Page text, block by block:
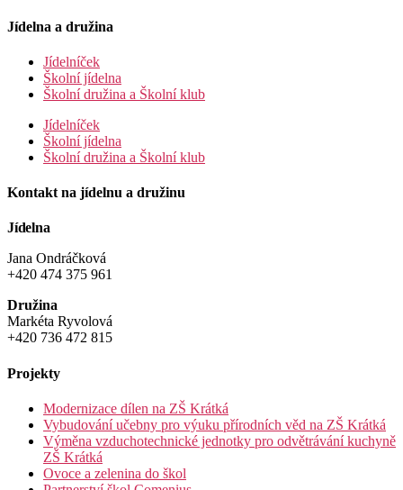
Jídelna a družina
Jídelníček
Školní jídelna
Školní družina a Školní klub
Jídelníček
Školní jídelna
Školní družina a Školní klub
Kontakt na jídelnu a družinu
Jídelna
Jana Ondráčková
+420 474 375 961
Družina
Markéta Ryvolová
+420 736 472 815
Projekty
Modernizace dílen na ZŠ Krátká
Vybudování učebny pro výuku přírodních věd na ZŠ Krátká
Výměna vzduchotechnické jednotky pro odvětrávání kuchyně
ZŠ Krátká
Ovoce a zelenina do škol